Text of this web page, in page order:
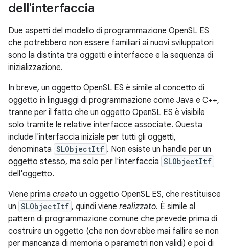
dell'interfaccia
Due aspetti del modello di programmazione OpenSL ES
che potrebbero non essere familiari ai nuovi sviluppatori
sono la distinta tra oggetti e interfacce e la sequenza di
inizializzazione.
In breve, un oggetto OpenSL ES è simile al concetto di
oggetto in linguaggi di programmazione come Java e C++,
tranne per il fatto che un oggetto OpenSL ES è visibile
solo tramite le relative interfacce associate. Questa
include l'interfaccia iniziale per tutti gli oggetti,
denominata SLObjectItf . Non esiste un handle per un
oggetto stesso, ma solo per l'interfaccia SLObjectItf
dell'oggetto.
Viene prima creato un oggetto OpenSL ES, che restituisce
un SLObjectItf , quindi viene realizzato. È simile al
pattern di programmazione comune che prevede prima di
costruire un oggetto (che non dovrebbe mai fallire se non
per mancanza di memoria o parametri non validi) e poi di